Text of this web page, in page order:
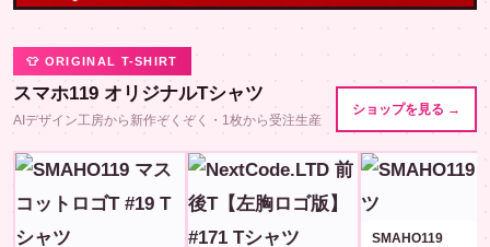
👕 ORIGINAL T-SHIRT
スマホ119 オリジナルTシャツ
AIデザイン工房から新作ぞくぞく・1枚から受注生産
ショップを見る →
SMAHO119